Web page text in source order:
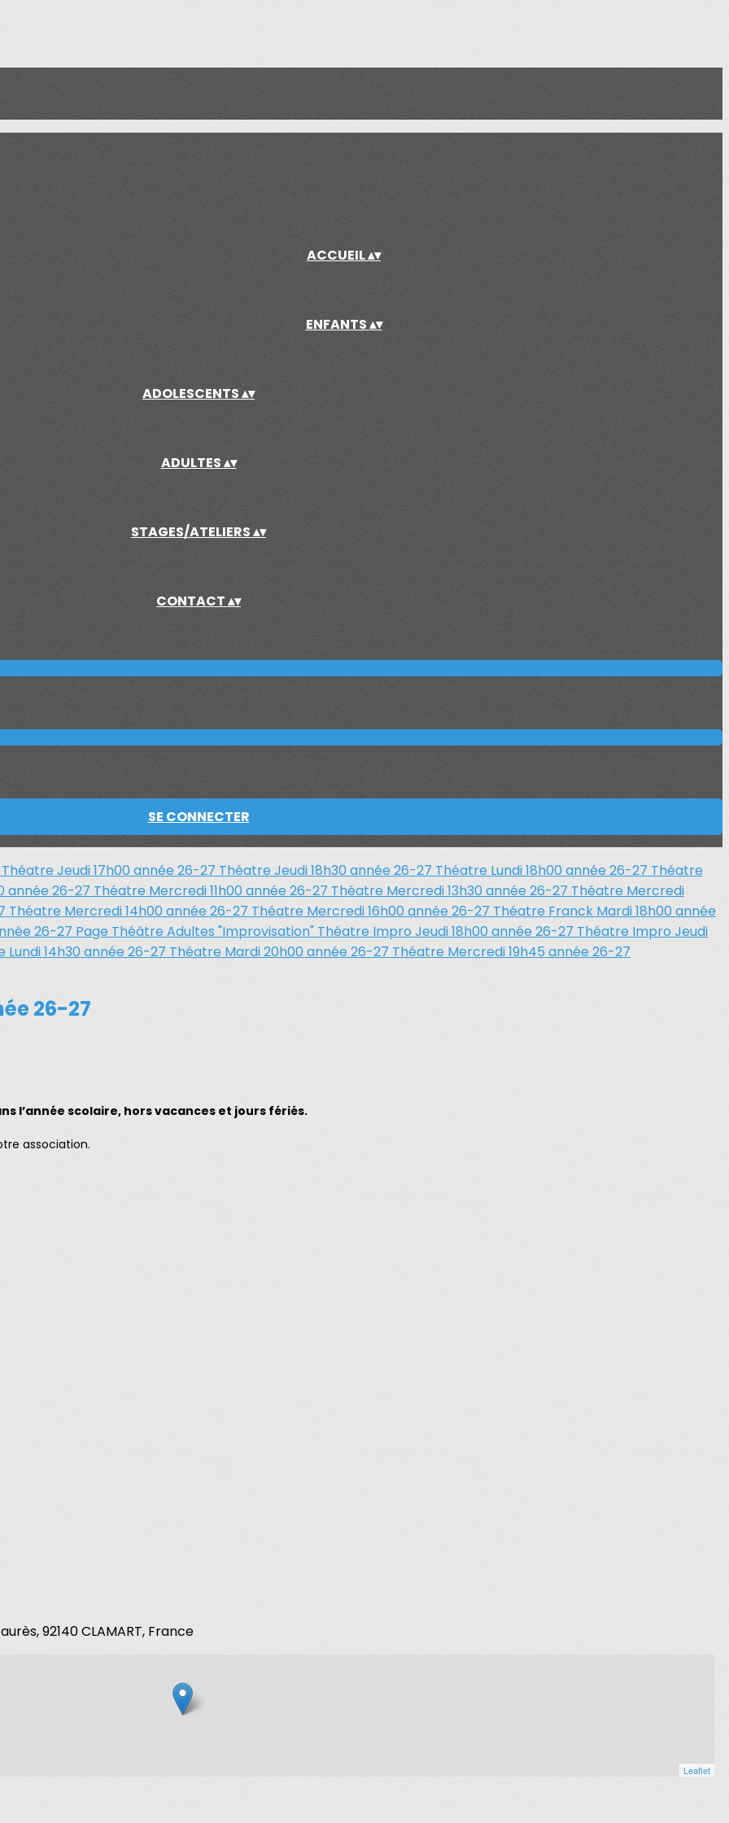
ACCUEIL▴▾
ENFANTS▴▾
ADOLESCENTS▴▾
ADULTES▴▾
STAGES/ATELIERS▴▾
CONTACT▴▾
SE CONNECTER
Théatre Jeudi 17h00 année 26-27 Théatre Jeudi 18h30 année 26-27 Théatre Lundi 18h00 année 26-27 Théatre
année 26-27 Théatre Mercredi 11h00 année 26-27 Théatre Mercredi 13h30 année 26-27 Théatre Mercredi
Théatre Mercredi 14h00 année 26-27 Théatre Mercredi 16h00 année 26-27 Théatre Franck Mardi 18h00 année
26-27 Page Théâtre Adultes "Improvisation" Théatre Impro Jeudi 18h00 année 26-27 Théatre Impro Jeudi
Lundi 14h30 année 26-27 Théatre Mardi 20h00 année 26-27 Théatre Mercredi 19h45 année 26-27
26-27
l’année scolaire, hors vacances et jours fériés.
association.
92140 CLAMART, France
Leaflet